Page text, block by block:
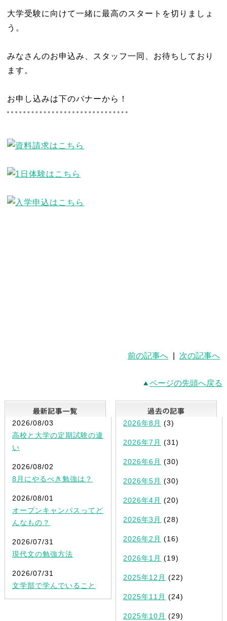
大学受験に向けて一緒に最高のスタートを切りましょ
う。
みなさんのお申込み、スタッフ一同、お待ちしており
ます。
お申し込みは下のバナーから！
前の記事へ 次の記事へ
ページの先頭へ戻る
最新記事一覧
2026/08/03
高校と大学の定期試験の違
い
2026/08/02
8月にやるべき勉強は？
2026/08/01
オープンキャンパスってど
んなもの？
2026/07/31
現代文の勉強方法
2026/07/31
文学部で学んでいること
2026年8月 (3)
2026年7月 (31)
2026年6月 (30)
2026年5月 (30)
2026年4月 (20)
2026年3月 (28)
2026年2月 (16)
2026年1月 (19)
2025年12月 (22)
2025年11月 (24)
2025年10月 (29)